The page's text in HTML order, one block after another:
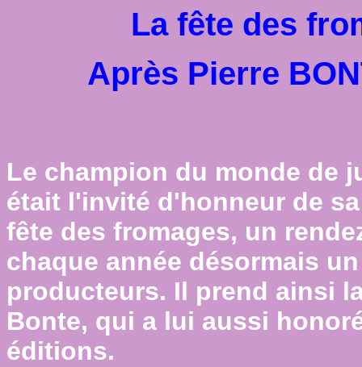
La fête des
Après Pierre
Le champion du monde de
était l'invité d'honneur de
fête des fromages, un
chaque année désormais
producteurs. Il prend ainsi
Bonte, qui a lui aussi
éditions.